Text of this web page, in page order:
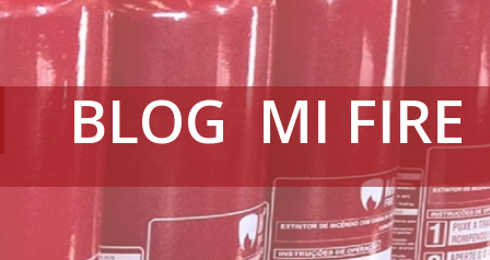
Hit enter to search or ESC to close
BLOG MI FIRE